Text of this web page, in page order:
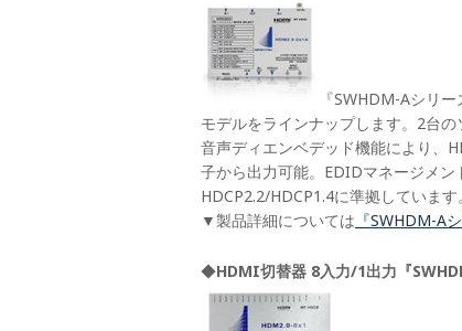
『SWHDM-Aシリ
モデルをラインナップします。2台
音声ディエンベデッド機能により、
子から出力可能。EDIDマネージメン
HDCP2.2/HDCP1.4に準拠しています。
▼製品詳細については 『SWHDM-A
◆HDMI切替器 8入力/1出力『